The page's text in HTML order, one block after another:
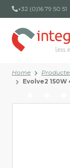
+32 (0)16 79 50 51
Home
Evolve2